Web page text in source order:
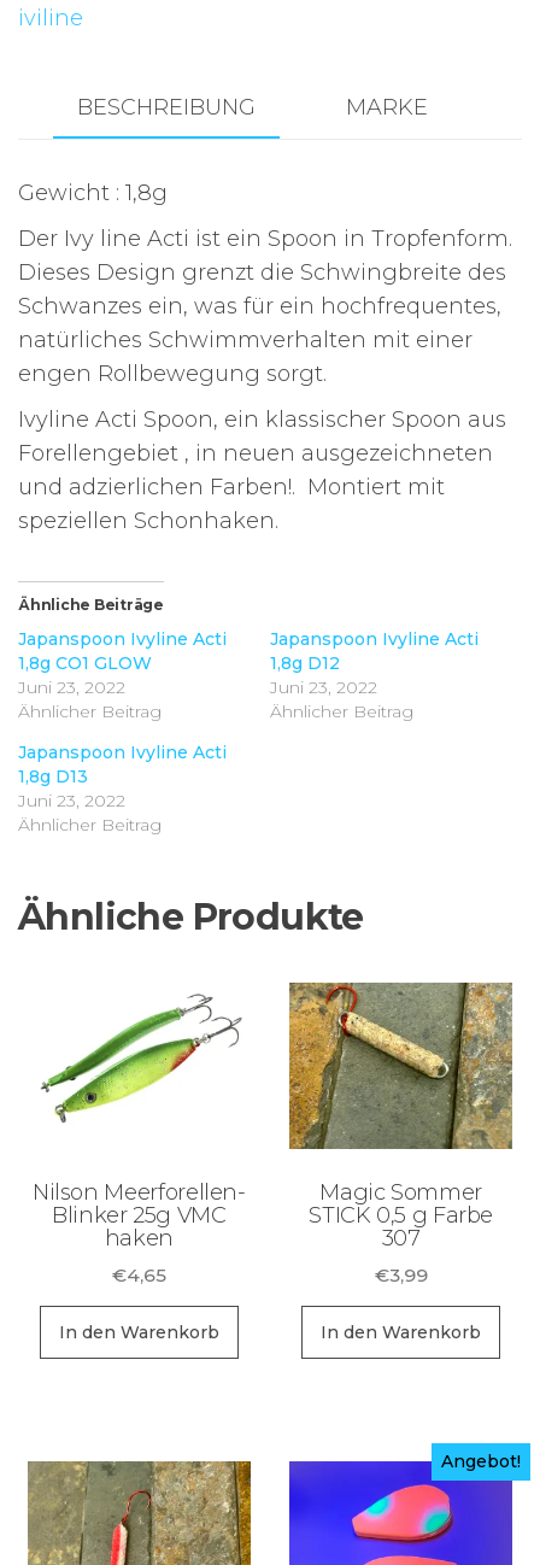
iviline
BESCHREIBUNG MARKE
Gewicht : 1,8g
Der Ivy line Acti ist ein Spoon in Tropfenform.
Dieses Design grenzt die Schwingbreite des
Schwanzes ein, was für ein hochfrequentes,
natürliches Schwimmverhalten mit einer
engen Rollbewegung sorgt.
Ivyline Acti Spoon, ein klassischer Spoon aus
Forellengebiet , in neuen ausgezeichneten
und adzierlichen Farben!. Montiert mit
speziellen Schonhaken.
Ähnliche Beiträge
Japanspoon Ivyline Acti
1,8g CO1 GLOW
Juni 23, 2022
Ähnlicher Beitrag
Japanspoon Ivyline Acti
1,8g D12
Juni 23, 2022
Ähnlicher Beitrag
Japanspoon Ivyline Acti
1,8g D13
Juni 23, 2022
Ähnlicher Beitrag
Ähnliche Produkte
Nilson Meerforellen-
Blinker 25g VMC
haken
€4,65
In den Warenkorb
Magic Sommer
STICK 0,5 g Farbe
307
€3,99
In den Warenkorb
Angebot!